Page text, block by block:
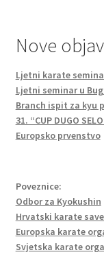
Nove
Ljetni karate
Ljetni seminar u
Branch ispit za kyu
31. “CUP DUGO
Europsko prvenstvo
Poveznice:
Odbor za Kyokushin
Hrvatski karate
Europska karate
Svjetska karate